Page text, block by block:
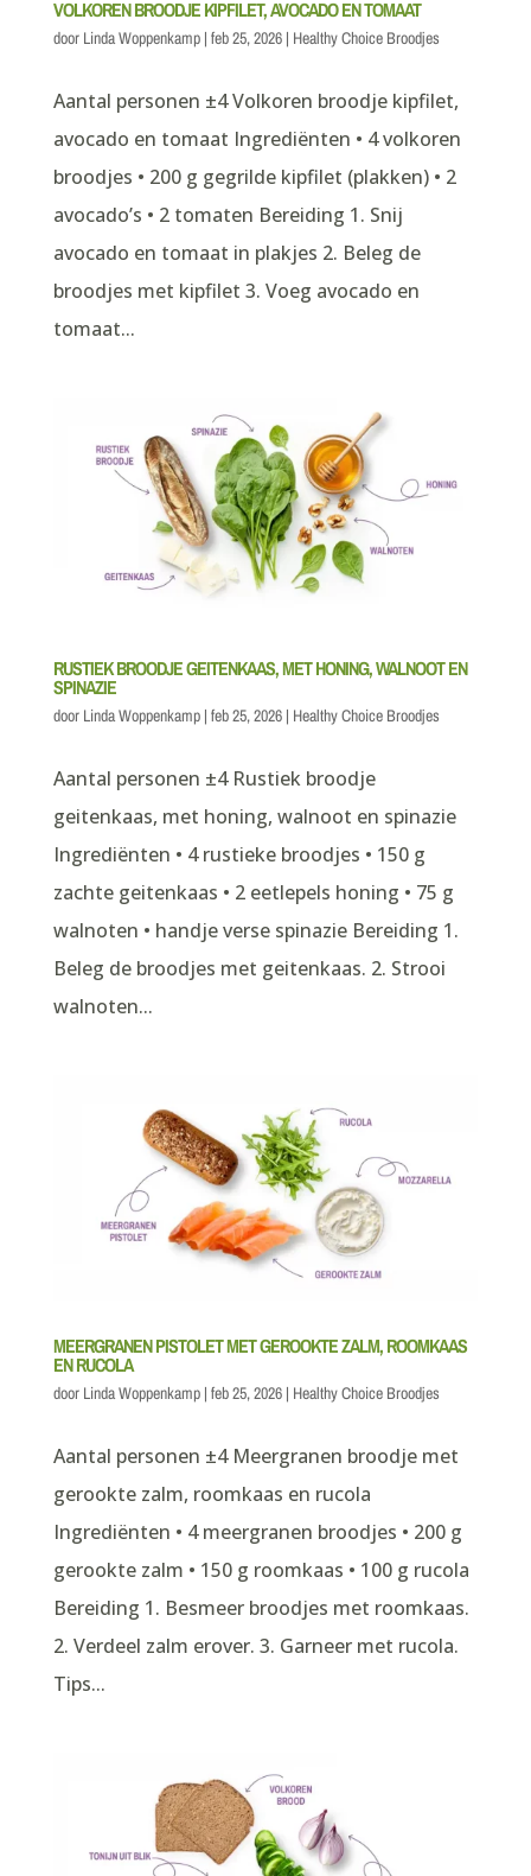
VOLKOREN BROODJE KIPFILET, AVOCADO EN TOMAAT
door Linda Woppenkamp| feb 25, 2026| Healthy Choice Broodjes
Aantal personen ±4 Volkoren broodje kipfilet,
avocado en tomaat Ingrediënten • 4 volkoren
broodjes • 200 g gegrilde kipfilet (plakken) • 2
avocado’s • 2 tomaten Bereiding 1. Snij
avocado en tomaat in plakjes 2. Beleg de
broodjes met kipfilet 3. Voeg avocado en
tomaat...
RUSTIEK BROODJE GEITENKAAS, MET HONING, WALNOOT EN
SPINAZIE
door Linda Woppenkamp| feb 25, 2026| Healthy Choice Broodjes
Aantal personen ±4 Rustiek broodje
geitenkaas, met honing, walnoot en spinazie
Ingrediënten • 4 rustieke broodjes • 150 g
zachte geitenkaas • 2 eetlepels honing • 75 g
walnoten • handje verse spinazie Bereiding 1.
Beleg de broodjes met geitenkaas. 2. Strooi
walnoten...
MEERGRANEN PISTOLET MET GEROOKTE ZALM, ROOMKAAS
EN RUCOLA
door Linda Woppenkamp| feb 25, 2026| Healthy Choice Broodjes
Aantal personen ±4 Meergranen broodje met
gerookte zalm, roomkaas en rucola
Ingrediënten • 4 meergranen broodjes • 200 g
gerookte zalm • 150 g roomkaas • 100 g rucola
Bereiding 1. Besmeer broodjes met roomkaas.
2. Verdeel zalm erover. 3. Garneer met rucola.
Tips...